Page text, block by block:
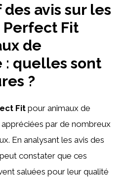
avis sur les
Fit
de
: quelles sont
?
Fit pour animaux de
par de nombreux
En analysant les avis des
constater que ces
saluées pour leur qualité